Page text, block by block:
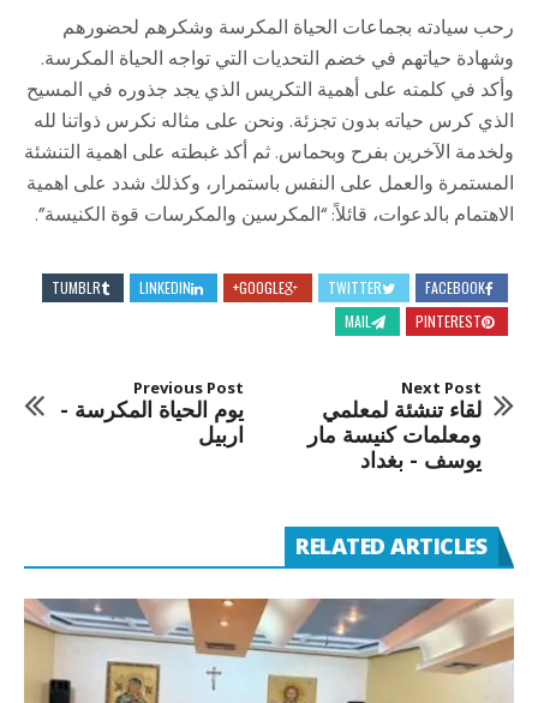
رحب سيادته بجماعات الحياة المكرسة وشكرهم لحضورهم
وشهادة حياتهم في خضم التحديات التي تواجه الحياة المكرسة.
وأكد في كلمته على أهمية التكريس الذي يجد جذوره في المسيح
الذي كرس حياته بدون تجزئة. ونحن على مثاله نكرس ذواتنا لله
ولخدمة الآخرين بفرح وبحماس. ثم أكد غبطته على اهمية التنشئة
المستمرة والعمل على النفس باستمرار، وكذلك شدد على اهمية
الاهتمام بالدعوات، قائلاً: “المكرسين والمكرسات قوة الكنيسة”.
FACEBOOK
TWITTER
GOOGLE+
LINKEDIN
TUMBLR
PINTEREST
MAIL
Previous Post
يوم الحياة المكرسة -
اربيل
Next Post
لقاء تنشئة لمعلمي
ومعلمات كنيسة مار
يوسف - بغداد
RELATED ARTICLES